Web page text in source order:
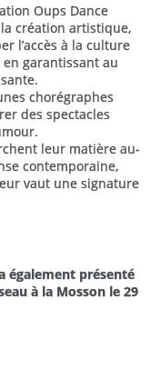
Oups Dance
création artistique,
l’accès à la culture
garantissant au
chorégraphes
des spectacles
leur matière au-
contemporaine,
vaut une signature
également présenté
à la Mosson le 29